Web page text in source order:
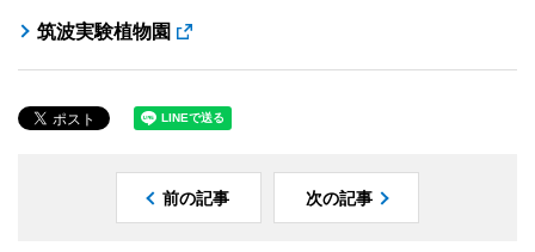
筑波実験植物園
前の記事 次の記事